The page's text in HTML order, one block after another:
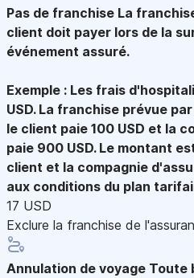
Pas de franchise La
client doit payer lors de la
événement assuré.
Exemple : Les frais
USD. La franchise prévue
le client paie 100 USD et la
paie 900 USD. Le montant
client et la compagnie
aux conditions du plan
17 USD
Exclure la franchise de
Annulation de voyage Toute